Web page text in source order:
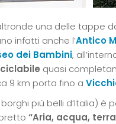
una delle tappe
infatti anche l’Antico
dei Bambini,
quasi
9 km porta fino a
più belli d’Italia) è
“Aria, acqua,